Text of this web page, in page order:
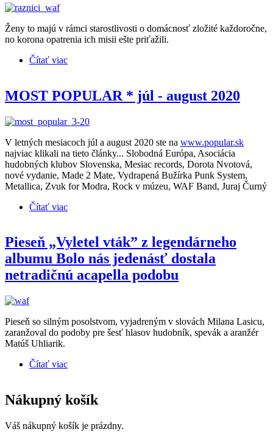
Ženy to majú v rámci starostlivosti o domácnosť zložité každoročne,
no korona opatrenia ich misii ešte priťažili.
Čítať viac
MOST POPULAR * júl - august 2020
V letných mesiacoch júl a august 2020 ste na www.popular.sk
najviac klikali na tieto články... Slobodná Európa, Asociácia
hudobných klubov Slovenska, Mesiac records, Dorota Nvotová,
nové vydanie, Made 2 Mate, Vydrapená Bužírka Punk System,
Metallica, Zvuk for Modra, Rock v múzeu, WAF Band, Juraj Čurný
Čítať viac
Pieseň „Vyletel vták” z legendárneho
albumu Bolo nás jedenásť dostala
netradičnú acapella podobu
Pieseň so silným posolstvom, vyjadreným v slovách Milana Lasicu,
zaranžoval do podoby pre šesť hlasov hudobník, spevák a aranžér
Matúš Uhliarik.
Čítať viac
Nákupný košík
Váš nákupný košík je prázdny.